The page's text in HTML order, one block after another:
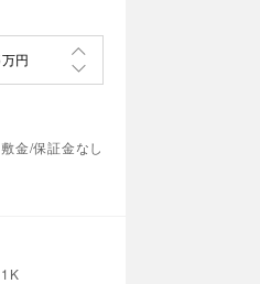
敷金/保証金なし
1K